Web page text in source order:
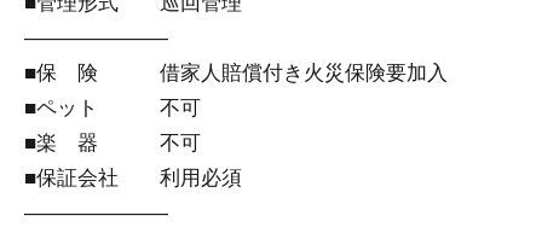
―――――――
■保 険 借家人賠償付き火災保険要加入
■ペット 不可
■楽 器 不可
■保証会社 利用必須
―――――――